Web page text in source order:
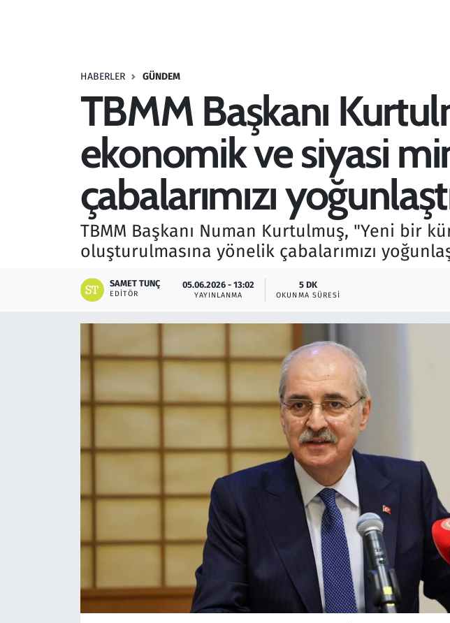
HABERLER GÜNDEM
TBMM Başkanı
ekonomik ve siyasi
çabalarımızı
TBMM Başkanı Numan Kurtulmuş, "Yeni bir
oluşturulmasına yönelik çabalarımızı
SAMET TUNÇ
EDITÖR
05.06.2026 - 13:02
YAYINLANMA
5 DK
OKUNMA SÜRESI
Savunma Sanayi
Teknoloji ve Bilim
Televizyon